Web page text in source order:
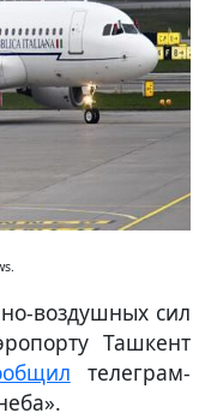
воздушных сил
Ташкент
телеграм-